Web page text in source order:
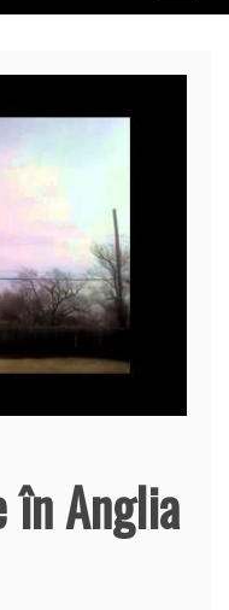
în Anglia